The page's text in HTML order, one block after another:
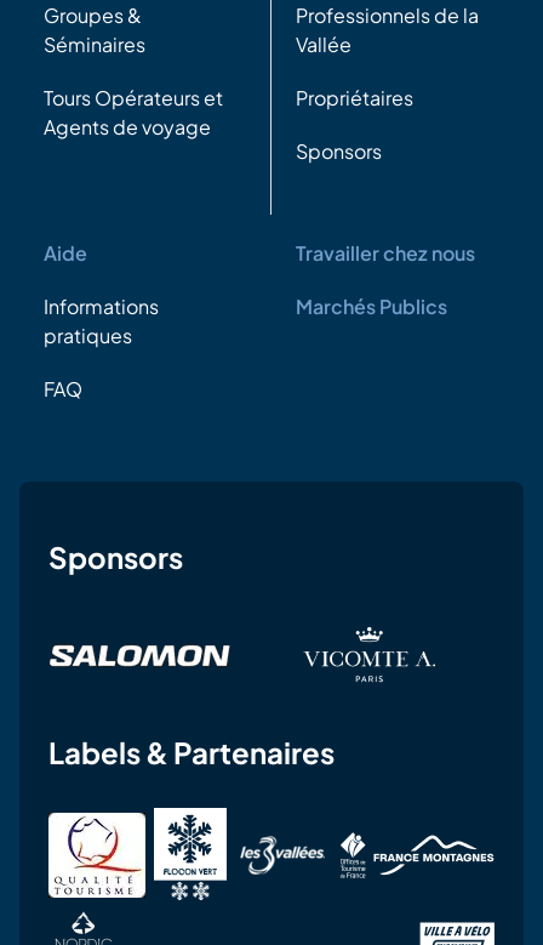
Groupes &
Séminaires
Tours Opérateurs et
Agents de voyage
Professionnels de la
Vallée
Propriétaires
Sponsors
Aide
Informations
pratiques
FAQ
Travailler chez nous
Marchés Publics
Sponsors
Labels & Partenaires